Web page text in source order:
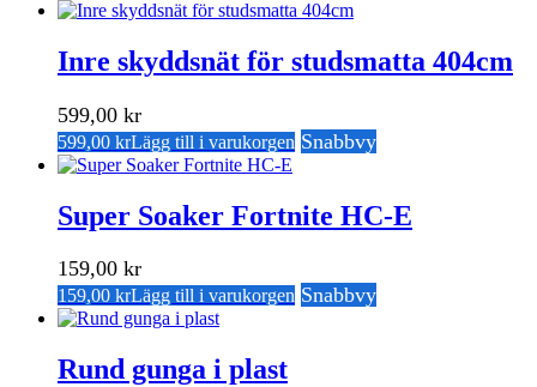
Inre skyddsnät för studsmatta 404cm
599,00 kr
599,00 krLägg till i varukorgen Snabbvy
Super Soaker Fortnite HC-E
159,00 kr
159,00 krLägg till i varukorgen Snabbvy
Rund gunga i plast